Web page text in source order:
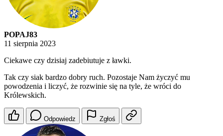
POPAJ83
11 sierpnia 2023
Ciekawe czy dzisiaj zadebiutuje z ławki.
Tak czy siak bardzo dobry ruch. Pozostaje Nam życzyć mu
powodzenia i liczyć, że rozwinie się na tyle, że wróci do
Królewskich.
Odpowiedz Zgłoś